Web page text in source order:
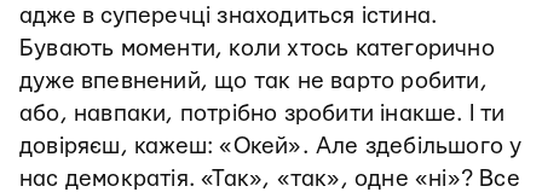
адже в суперечці знаходиться істина.
Бувають моменти, коли хтось категорично
дуже впевнений, що так не варто робити,
або, навпаки, потрібно зробити інакше. І ти
довіряєш, кажеш: «Окей». Але здебільшого у
нас демократія. «Так», «так», одне «ні»? Все